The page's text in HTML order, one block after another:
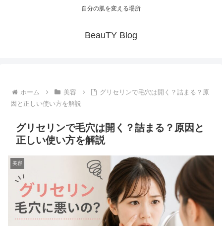
自分の肌を変える場所
BeauTY Blog
ホーム 美容
グリセリンで毛穴は開く？詰まる？原
因と正しい使い方を解説
グリセリンで毛穴は開く？詰まる？原因と
正しい使い方を解説
美容